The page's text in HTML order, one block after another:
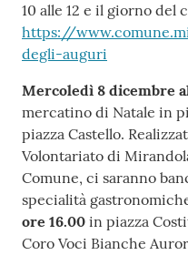
10 alle 12 e il giorno del
https://
degli-auguri
Mercoledì 8 dicembre
mercatino di Natale in
piazza Castello.
Volontariato di
Comune, ci saranno
specialità
ore 16.00 in piazza
Coro Voci Bianche